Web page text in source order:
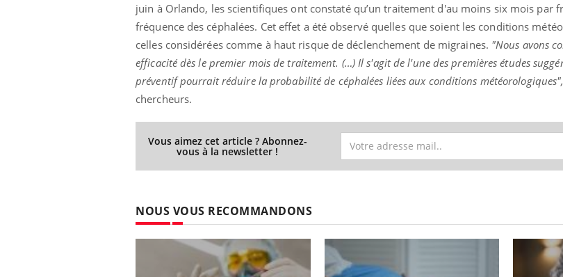
juin à Orlando, les scientifiques ont constaté qu’un traitement d'au moins six mois par
fréquence des céphalées. Cet effet a été observé quelles que soient les conditions
celles considérées comme à haut risque de déclenchement de migraines. "Nous avons
efficacité dès le premier mois de traitement. (…) Il s'agit de l'une des premières études
préventif pourrait réduire la probabilité de céphalées liées aux conditions météorologiques",
chercheurs.
Vous aimez cet article ? Abonnez-
vous à la newsletter !
NOUS VOUS RECOMMANDONS